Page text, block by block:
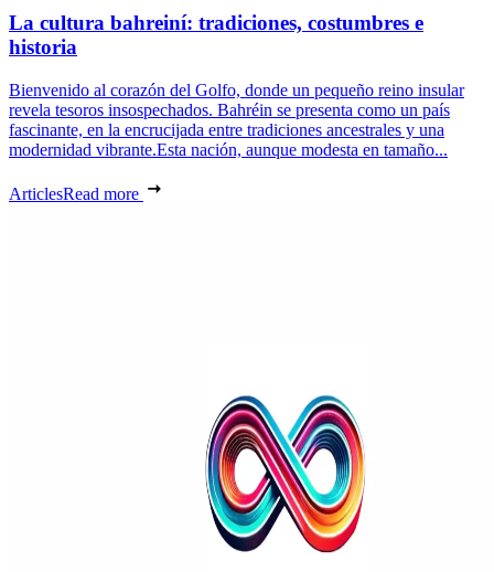
La cultura bahreiní: tradiciones, costumbres e
historia
Bienvenido al corazón del Golfo, donde un pequeño reino insular
revela tesoros insospechados. Bahréin se presenta como un país
fascinante, en la encrucijada entre tradiciones ancestrales y una
modernidad vibrante.Esta nación, aunque modesta en tamaño...
ArticlesRead more